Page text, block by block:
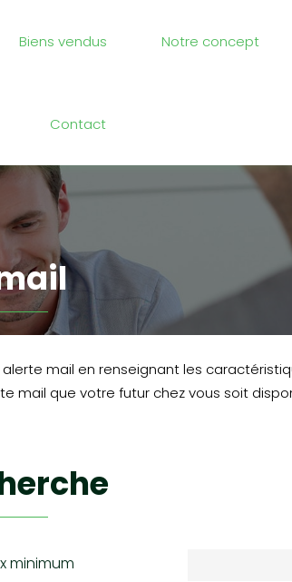
Biens vendus Notre concept
Contact
mail en renseignant les
mail que votre futur chez vous soit
minimum